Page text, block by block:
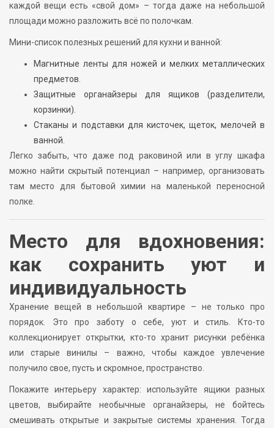
каждой вещи есть «свой дом» – тогда даже на небольшой
площади можно разложить всё по полочкам.
Мини-список полезных решений для кухни и ванной:
Магнитные ленты для ножей и мелких металлических
предметов.
Защитные органайзеры для ящиков (разделители,
корзинки).
Стаканы и подставки для кисточек, щеток, мелочей в
ванной.
Легко забыть, что даже под раковиной или в углу шкафа
можно найти скрытый потенциал – например, организовать
там место для бытовой химии на маленькой переносной
полке.
Место для вдохновения:
как сохранить уют и
индивидуальность
Хранение вещей в небольшой квартире – не только про
порядок. Это про заботу о себе, уют и стиль. Кто-то
коллекционирует открытки, кто-то хранит рисунки ребёнка
или старые винилы – важно, чтобы каждое увлечение
получило свое, пусть и скромное, пространство.
Покажите интерьеру характер: используйте ящики разных
цветов, выбирайте необычные органайзеры, не бойтесь
смешивать открытые и закрытые системы хранения. Тогда